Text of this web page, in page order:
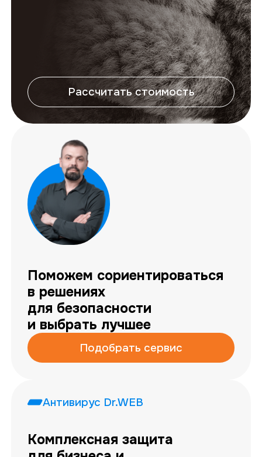
Рассчитать стоимость
Поможем сориентироваться
в решениях
для безопасности
и выбрать лучшее
Подобрать сервис
Антивирус Dr.WEB
Комплексная защита